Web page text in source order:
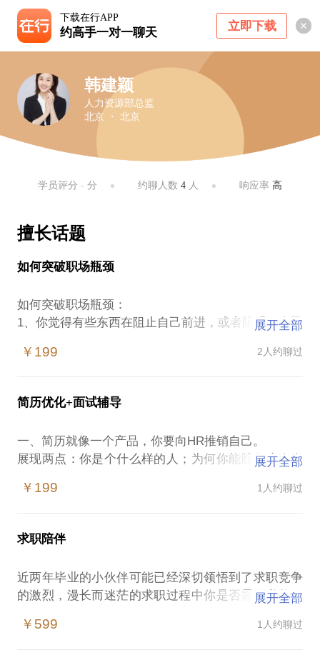
下载在行APP
约高手一对一聊天 立即下载
韩建颖
人力资源部总监
北京 ・ 北京
学员评分 - 分 约聊人数 4人 响应率高
擅长话题
如何突破职场瓶颈
如何突破职场瓶颈：
1、你觉得有些东西在阻止自己前进，或者阻碍了自己
来；
如果你有以上困惑，让我们一起分析你在职场中有哪
展开全部
￥199 2人约聊过
简历优化+面试辅导
一、简历就像一个产品，你要向HR推销自己。
展现两点：你是个什么样的人；为何你能胜任这个岗
二、应届生没有工作经历，怎么写？
验，但这并不意味着你的产品没有价值，只是需要你
用其他方式来证明它的价值。。
看清岗位要求和任职资格，分析目标岗位要求，再根
据岗位要求有针对性地调整自己的经历，用自己的经
历去匹配岗位需求，修改简历。
展开全部
￥199 1人约聊过
求职陪伴
近两年毕业的小伙伴可能已经深切领悟到了求职竞争
的激烈，漫长而迷茫的求职过程中你是否需要私教一
+面试辅导+日常答疑解惑+工作岗位推荐，3个月的时
展开全部
￥599 1人约聊过